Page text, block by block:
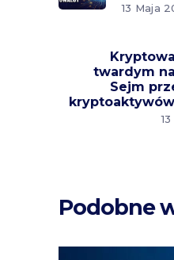
13 Maja
twardym
Sejm
Podobne